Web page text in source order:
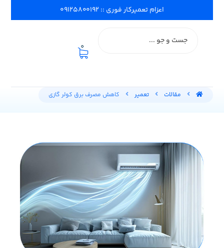
اعزام تعمیرکار فوری :: ۰۹۱۲۵۸۰۰۱۹۲
0
مقالات تعمیر کاهش مصرف برق کولر گازی